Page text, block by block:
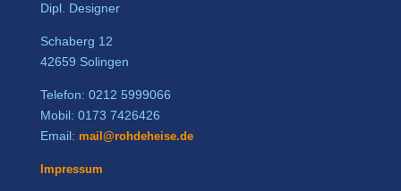
Dipl. Designer
Schaberg 12
42659 Solingen
Telefon: 0212 5999066
Mobil: 0173 7426426
Email: mail@rohdeheise.de
Impressum